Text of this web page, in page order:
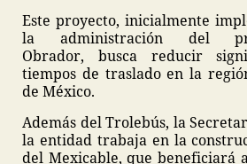
Este proyecto, inicialmente
la administración del
Obrador, busca reducir
tiempos de traslado en la
de México.
Además del Trolebús, la
la entidad trabaja en la
del Mexicable, que beneficiará